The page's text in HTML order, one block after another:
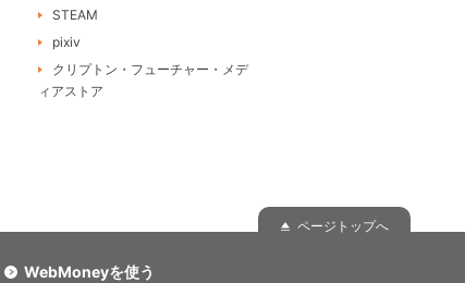
STEAM
pixiv
クリプトン・フューチャー・メデ
ィアストア
ページトップへ
WebMoneyを使う